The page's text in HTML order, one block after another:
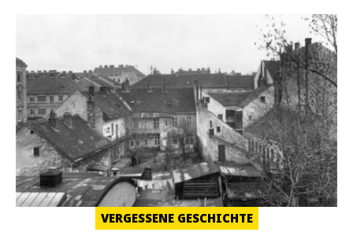
VERGESSENE GESCHICHTE